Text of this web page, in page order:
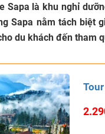
Sapa là khu nghỉ
Sapa nằm tách biệt
du khách đến tham